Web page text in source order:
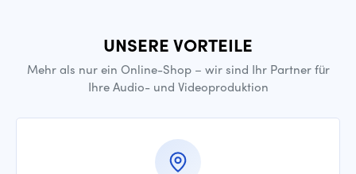
UNSERE VORTEILE
Mehr als nur ein Online-Shop – wir sind Ihr Partner für
Ihre Audio- und Videoproduktion